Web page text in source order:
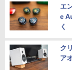
エ
e
く
ク
ア